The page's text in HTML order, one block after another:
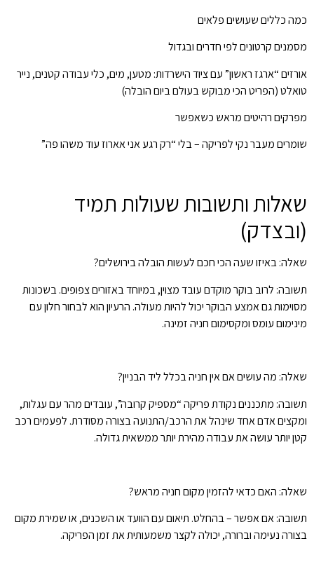
כמה כללים שעושים פלאים
מסמנים קרטונים לפי חדרים ובגדול
אורזים “ארגז ראשון” עם ציוד הישרדות: מטען, מים, כלי עבודה קטנים, נייר
טואלט (הפריט הכי מבוקש בעולם ביום הובלה)
מפרקים רהיטים מראש כשאפשר
שומרים מעבר נקי לפריקה – בלי “רק רגע אני אארוז עוד משהו פה”
שאלות ותשובות שעולות תמיד
(ובצדק)
שאלה: באיזו שעה הכי חכם לעשות הובלה בירושלים?
תשובה: לרוב בוקר מוקדם עובד מצוין, במיוחד באזורים צפופים. בשכונות
מסוימות גם אמצע הבוקר יכול להיות מעולה. הרעיון הוא לבחור חלון עם
מינימום עומס ומקסימום חניה זמינה.
שאלה: מה עושים אם אין חניה בכלל ליד הבניין?
תשובה: מתכננים נקודת פריקה “מספיק קרובה”, עובדים מהר עם עגלות,
ומקצים אדם אחד שינהל את הרכב/התנועה בצורה מסודרת. לפעמים רכב
קטן יותר עושה את עבודה מהירת יותר ממשאית גדולה.
שאלה: האם כדאי להזמין מקום חניה מראש?
תשובה: אם אפשר – בהחלט. תיאום עם הוועד או השכנים, או שמירת מקום
בצורה נעימה וברורה, יכולה לקצר משמעותית את זמן הפריקה.